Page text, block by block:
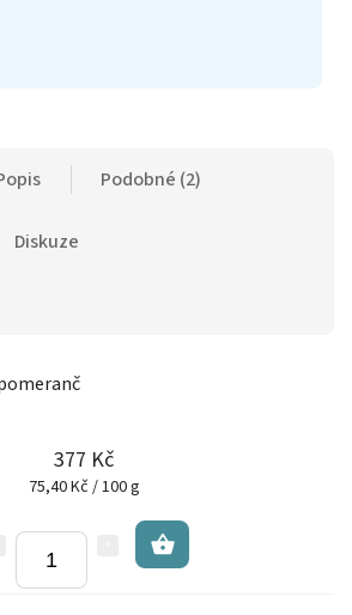
Podobné (2)
Diskuze
377 Kč
75,40 Kč / 100 g